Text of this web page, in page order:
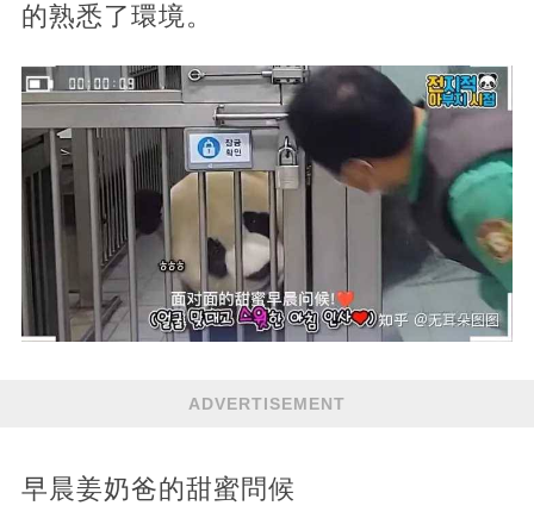
的熟悉了環境。
ADVERTISEMENT
早晨姜奶爸的甜蜜問候